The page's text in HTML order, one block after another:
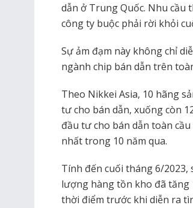
dẫn ở Trung Quốc. Nhu
công ty buộc phải rời khỏi
Sự ảm đạm này không chỉ
ngành chip bán dẫn trên
Theo Nikkei Asia, 10 hãng
tư cho bán dẫn, xuống còn
đầu tư cho bán dẫn toàn
nhất trong 10 năm qua.
Tính đến cuối tháng 6/2023,
lượng hàng tồn kho đã tăng
thời điểm trước khi diễn ra